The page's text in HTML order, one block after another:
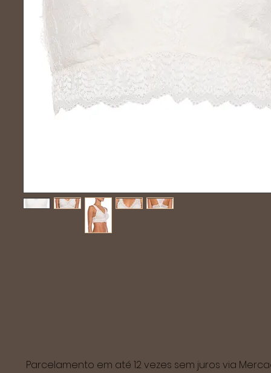
Parcelamento em até 12 vezes sem juros via